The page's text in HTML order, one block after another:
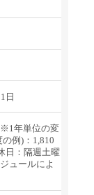
日
年単位の変
例)：1,810
：隔週土曜
ュールによ